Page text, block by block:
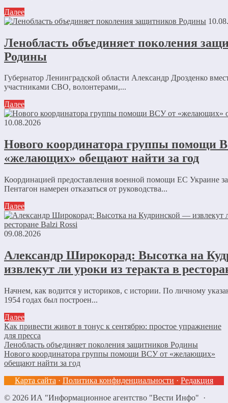
Далее
Ленобласть объединяет поколения
Родины
Губернатор Ленинградской области Александр Дрозденко
участниками СВО, волонтерами,...
Далее
10.08.2026
Нового координатора группы помощи
«желающих» обещают найти за год
Координацией предоставления военной помощи ЕС Украине
Пентагон намерен отказаться от руководства...
Далее
09.08.2026
Александр Широкорад: Высотка на
извлекут ли уроки из теракта в
Начнем, как водится у историков, с истории. По личному
1954 годах был построен...
Далее
Как привести живот в тонус к сентябрю: простое упражнение
для пресса
Ленобласть объединяет поколения защитников Родины
Нового координатора группы помощи ВСУ от «желающих»
обещают найти за год
Карта сайта · Политика конфиденциальности · Редакция
© 2026 ИА "Информационное агентство "Вести Инфо" ·